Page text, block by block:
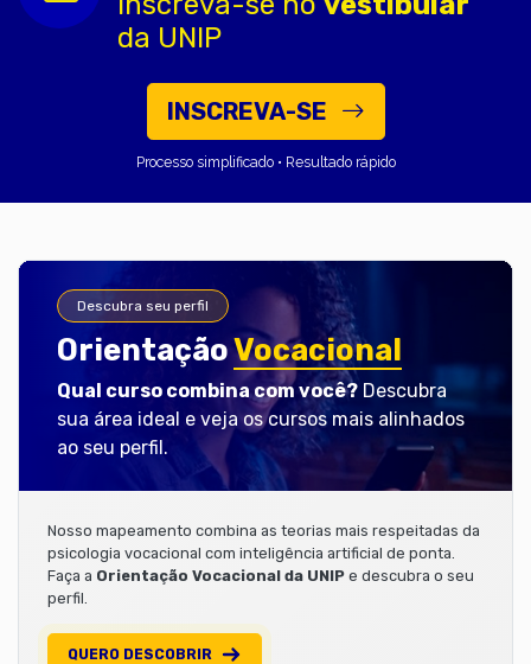
da UNIP
INSCREVA-SE
Processo simplificado • Resultado rápido
Descubra seu perfil
OrientaçãoVocacional
Qual curso combina com você? Descubra
sua área ideal e veja os cursos mais alinhados
ao seu perfil.
Nosso mapeamento combina as teorias mais respeitadas da
psicologia vocacional com inteligência artificial de ponta.
Faça a Orientação Vocacional da UNIP e descubra o seu
perfil.
QUERO DESCOBRIR